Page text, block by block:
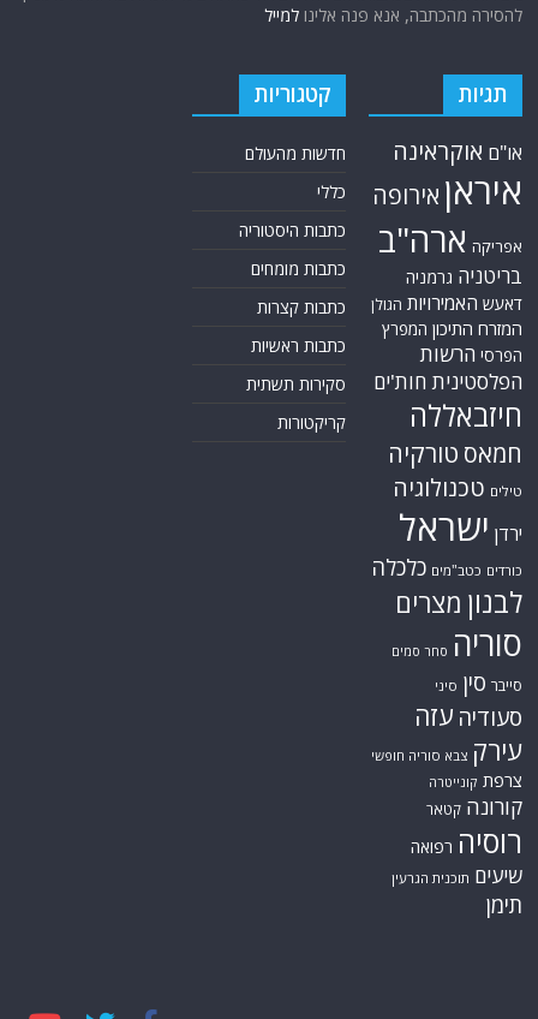
להסירה מהכתבה, אנא פנה אלינולמייל
תגיות
או"ם אוקראינה
איראן אירופה
אפריקה ארה"ב
בריטניה גרמניה
דאעש האמירויות הגולן
המזרח התיכון המפרץ
הפרסי הרשות
הפלסטינית חות'ים
חיזבאללה
חמאס טורקיה
טילים טכנולוגיה
ירדן ישראל
כורדים כטב"מים כלכלה
לבנון מצרים
סוריה סחר סמים
סייבר סין סיני
סעודיה עזה
עירק צבא סוריה חופשי
צרפת קונייטרה
קורונה קטאר
רוסיה רפואה
שיעים תוכנית הגרעין
תימן
קטגוריות
חדשות מהעולם
כללי
כתבות היסטוריה
כתבות מומחים
כתבות קצרות
כתבות ראשיות
סקירות תשתית
קריקטורות